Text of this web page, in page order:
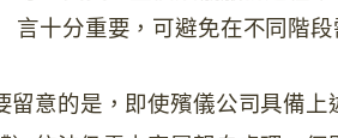
言十分重要，可避免在不同階段
留意的是，即使殯儀公司具備